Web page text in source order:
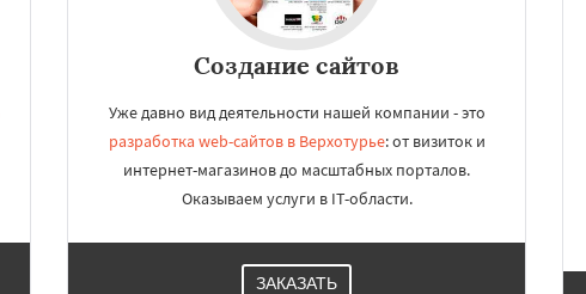
Создание сайтов
Уже давно вид деятельности нашей компании - это
разработка web-сайтов в Верхотурье: от визиток и
интернет-магазинов до масштабных порталов.
Оказываем услуги в IT-области.
ЗАКАЗАТЬ